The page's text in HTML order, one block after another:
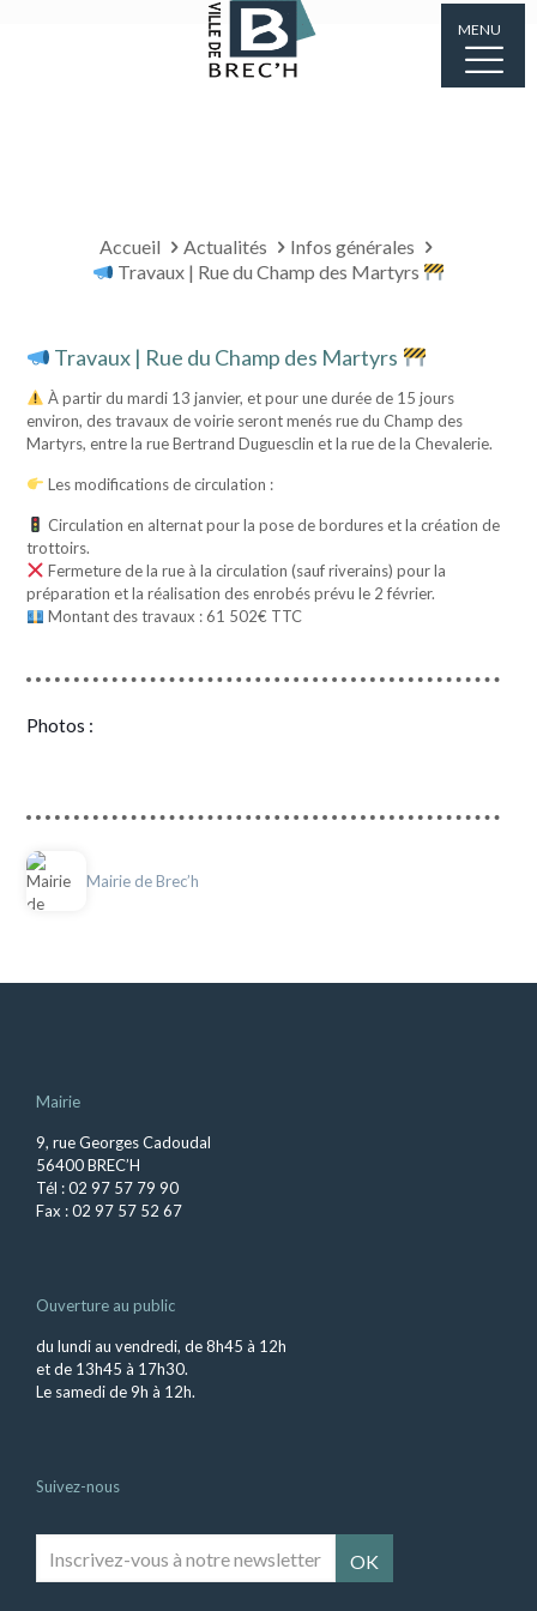
MENU
Accueil Actualités
Infos générales
Travaux | Rue du Champ des Martyrs
Travaux | Rue du Champ des Martyrs
À partir du mardi 13 janvier, et pour une durée de 15 jours
environ, des travaux de voirie seront menés rue du Champ des
Martyrs, entre la rue Bertrand Duguesclin et la rue de la Chevalerie.
Les modifications de circulation :
Circulation en alternat pour la pose de bordures et la création de
trottoirs.
Fermeture de la rue à la circulation (sauf riverains) pour la
préparation et la réalisation des enrobés prévu le 2 février.
Montant des travaux : 61 502€ TTC
Photos :
Mairie de Brec’h
Mairie
9, rue Georges Cadoudal
56400 BREC’H
Tél : 02 97 57 79 90
Fax : 02 97 57 52 67
Ouverture au public
du lundi au vendredi, de 8h45 à 12h
et de 13h45 à 17h30.
Le samedi de 9h à 12h.
Suivez-nous
vous